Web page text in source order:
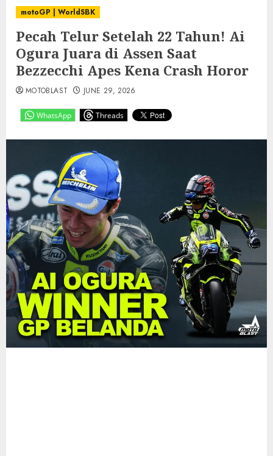
motoGP | WorldSBK
Pecah Telur Setelah 22 Tahun! Ai
Ogura Juara di Assen Saat
Bezzecchi Apes Kena Crash Horor
WhatsApp Threads
MOTOBLAST JUNE 29, 2026